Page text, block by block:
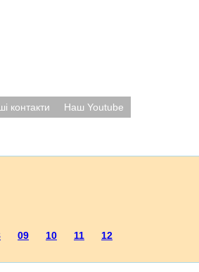
контакти Наш Youtube
09 10 11 12